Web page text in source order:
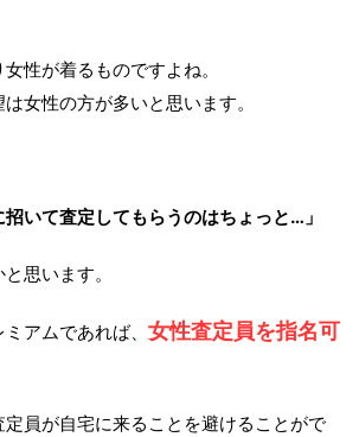
性が着るものですよね。
女性の方が多いと思います。
招いて査定してもらうのはちょっと…」
思います。
アムであれば、 女性査定員を指名可
定員が自宅に来ることを避けることがで